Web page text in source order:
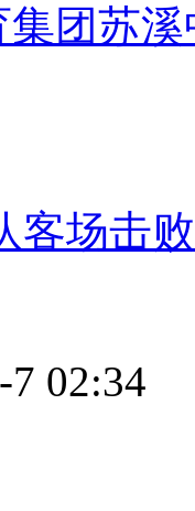
集团苏
客场击
02:34